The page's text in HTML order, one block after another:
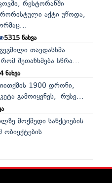
რესტორანში
აქტი უწოდა,
5315ნახვა
თავდასხმა
შეთანხმება სწრა...
ნახვა
1900 დრონი,
გამოიყენეს, რუსე...
მოქმედი სანქციების
ობიექტების